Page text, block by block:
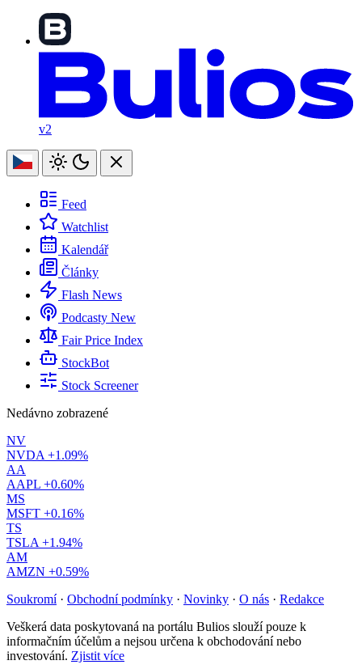
v2
Feed
Watchlist
Kalendář
Články
Flash News
Podcasty New
Fair Price Index
StockBot
Stock Screener
Nedávno zobrazené
NV
NVDA +1.09%
AA
AAPL +0.60%
MS
MSFT +0.16%
TS
TSLA +1.94%
AM
AMZN +0.59%
Soukromí · Obchodní podmínky · Novinky · O nás · Redakce
Veškerá data poskytovaná na portálu Bulios slouží pouze k
informačním účelům a nejsou určena k obchodování nebo
investování. Zjistit více